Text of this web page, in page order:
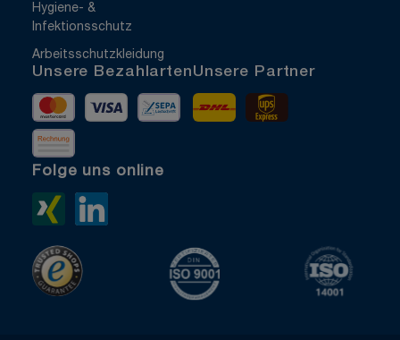
Hygiene- &
Infektionsschutz
Arbeitsschutzkleidung
Unsere Bezahlarten
MastercardVisa Vorkasse
Rechnung
Unsere Partner
DHL
Folge uns online
Xing>
ISO 9001 zertifiziert